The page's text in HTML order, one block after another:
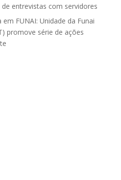
entrevistas com servidores
em FUNAI: Unidade da Funai
promove série de ações